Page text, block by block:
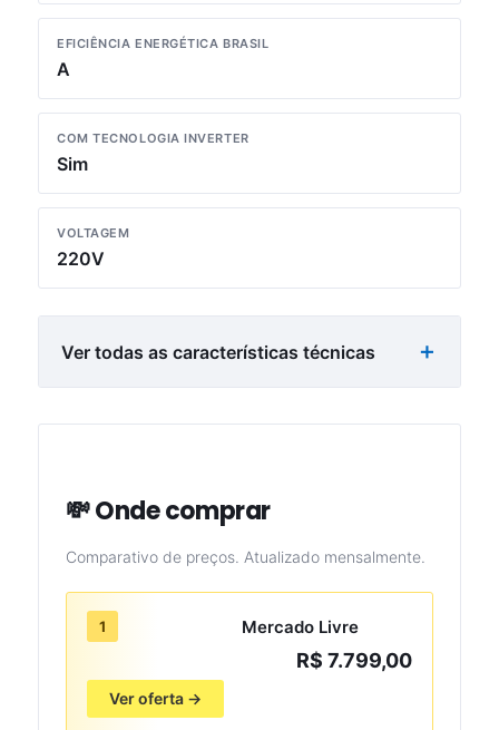
EFICIÊNCIA ENERGÉTICA BRASIL
A
COM TECNOLOGIA INVERTER
Sim
VOLTAGEM
220V
Ver todas as características técnicas
💸 Onde comprar
Comparativo de preços. Atualizado mensalmente.
1 Mercado Livre
R$ 7.799,00
Ver oferta →